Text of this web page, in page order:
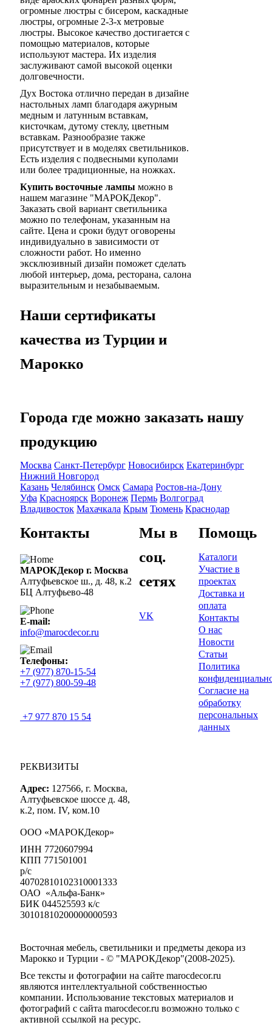
огромные люстры с бисером, каскадные
люстры, огромные 2-3-х метровые
люстры. Высокое качество достигается с
помощью материалов, которые
используют мастера. Их изделия
заслуживают самой высокой оценки
долговечности.
Дух Востока отлично передан в дизайне
настольных ламп благодаря ажурным
медным и латунным вставкам,
кисточкам, дутому стеклу, цветным
вставкам. Разнообразие также
присутствует и в моделях светильников.
Есть изделия с подвесными куполами
или более традиционные, на ножках.
Купить восточные лампы можно в
нашем магазине "МАРОКДекор".
Заказать свой вариант светильника
можно по телефонам, указанным на
сайте. Цена и сроки будут оговорены
индивидуально в зависимости от
сложности работ. Но именно
эксклюзивный дизайн поможет сделать
любой интерьер, дома, ресторана, салона
выразительным и незабываемым.
Наши сертификаты
качества из Турции и
Марокко
Города где можно заказать нашу
продукцию
Москва Санкт-Петербург Новосибирск Екатеринбург
Нижний Новгород
Казань Челябинск Омск Самара Ростов-на-Дону
Уфа Красноярск Воронеж Пермь Волгоград
Владивосток Махачкала Крым Тюмень Краснодар
Контакты
МАРОКДекор г. Москва
Алтуфьевское ш., д. 48, к.2
БЦ Алтуфьево-48
E-mail:
info@marocdecor.ru
Телефоны:
+7 (977) 870-15-54
+7 (977) 800-59-48
+7 977 870 15 54
РЕКВИЗИТЫ
Адрес: 127566, г. Москва,
Алтуфьевское шоссе д. 48,
к.2, пом. IV, ком.10
ООО «МАРОКДекор»
ИНН 7720607994
КПП 771501001
р/с
40702810102310001333
ОАО «Альфа-Банк»
БИК 044525593 к/с
30101810200000000593
Мы в
соц.
сетях
VK
Помощь
Каталоги
Участие в
проектах
Доставка и
оплата
Контакты
О нас
Новости
Статьи
Политика
Согласие на
обработку
персональных
данных
Восточная мебель, светильники и предметы декора из
Марокко и Турции - © "МАРОКДекор"(2008-2025).
Все тексты и фотографии на сайте marocdecor.ru
являются интеллектуальной собственностью
компании. Использование текстовых материалов и
фотографий с сайта marocdecor.ru возможно только с
активной ссылкой на ресурс.